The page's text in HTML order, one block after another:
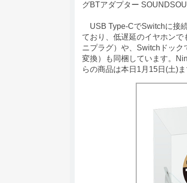
グBTアダプター
USB Type-CでSwitchに接
ており、低遅延のイヤホンで
ニプラグ）や、Switchドッ
変換）も同梱しています。
らの商品は本日1月15日(土)